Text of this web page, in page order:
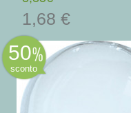
1,68 €
50
sconto